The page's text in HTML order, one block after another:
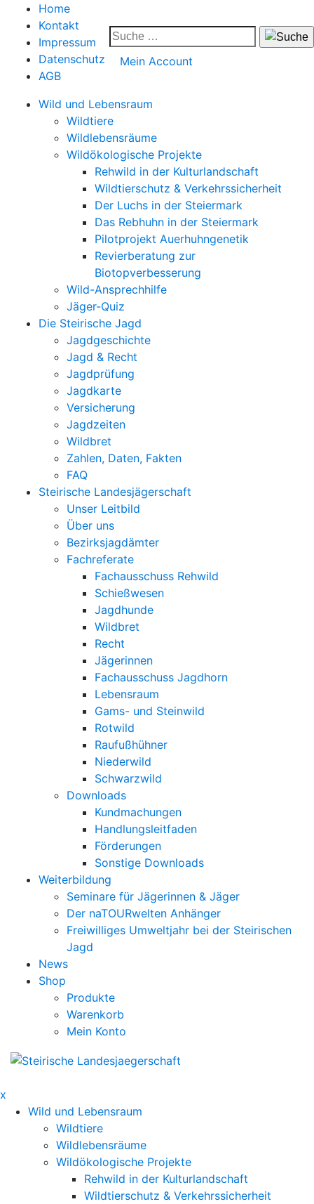
Home
Kontakt
Impressum
Datenschutz
AGB
Mein Account
Wild und Lebensraum
Wildtiere
Wildlebensräume
Wildökologische Projekte
Rehwild in der Kulturlandschaft
Wildtierschutz & Verkehrssicherheit
Der Luchs in der Steiermark
Das Rebhuhn in der Steiermark
Pilotprojekt Auerhuhngenetik
Revierberatung zur
Biotopverbesserung
Wild-Ansprechhilfe
Jäger-Quiz
Die Steirische Jagd
Jagdgeschichte
Jagd & Recht
Jagdprüfung
Jagdkarte
Versicherung
Jagdzeiten
Wildbret
Zahlen, Daten, Fakten
FAQ
Steirische Landesjägerschaft
Unser Leitbild
Über uns
Bezirksjagdämter
Fachreferate
Fachausschuss Rehwild
Schießwesen
Jagdhunde
Wildbret
Recht
Jägerinnen
Fachausschuss Jagdhorn
Lebensraum
Gams- und Steinwild
Rotwild
Raufußhühner
Niederwild
Schwarzwild
Downloads
Kundmachungen
Handlungsleitfaden
Förderungen
Sonstige Downloads
Weiterbildung
Seminare für Jägerinnen & Jäger
Der naTOURwelten Anhänger
Freiwilliges Umweltjahr bei der Steirischen
Jagd
News
Shop
Produkte
Warenkorb
Mein Konto
x
Wild und Lebensraum
Wildtiere
Wildlebensräume
Wildökologische Projekte
Rehwild in der Kulturlandschaft
Wildtierschutz & Verkehrssicherheit